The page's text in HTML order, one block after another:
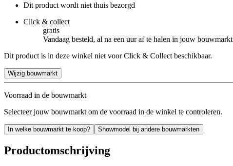
Dit product wordt niet thuis bezorgd
Click & collect
gratis
Vandaag besteld, al na een uur af te halen in jouw bouwmarkt
Dit product is in deze winkel niet voor Click & Collect beschikbaar.
Wijzig bouwmarkt
Voorraad in de bouwmarkt
Selecteer jouw bouwmarkt om de voorraad in de winkel te controleren.
In welke bouwmarkt te koop? Showmodel bij andere bouwmarkten
Productomschrijving